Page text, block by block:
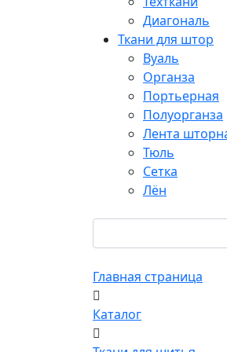
Диагональ
Ткани для штор
Вуаль
Органза
Портьерная
Полуорганза
Лента
Тюль
Сетка
Лён
Главная страница
Каталог